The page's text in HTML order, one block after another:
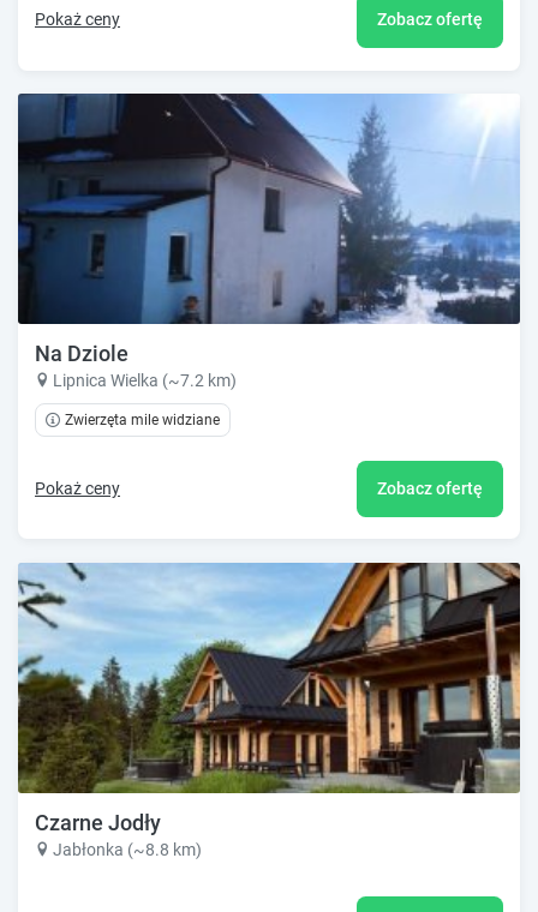
Pokaż ceny Zobacz ofertę
Na Dziole
Lipnica Wielka (~7.2 km)
Zwierzęta mile widziane
Pokaż ceny Zobacz ofertę
Czarne Jodły
Jabłonka (~8.8 km)